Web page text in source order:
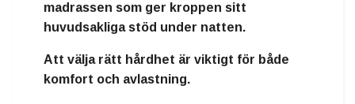
madrassen som ger kroppen sitt
huvudsakliga stöd under natten.
Att välja rätt hårdhet är viktigt för både
komfort och avlastning.